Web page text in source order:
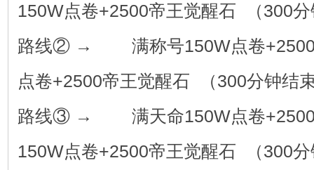
150W点卷+2500帝王觉醒石 （300
路线② → 满称号150W点卷+2500
点卷+2500帝王觉醒石 （300分钟结
路线③ → 满天命150W点卷+2500
150W点卷+2500帝王觉醒石 （300